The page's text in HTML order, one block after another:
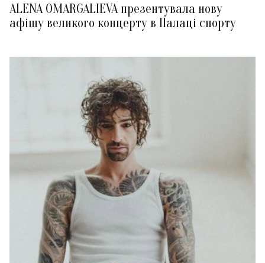
ALENA OMARGALIEVA презентувала нову
афішу великого концерту в Палаці спорту